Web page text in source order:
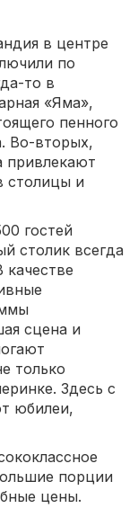
в центре
по
то в
«Яма»,
пенного
Во-вторых,
привлекают
столицы и
гостей
столик всегда
качестве
сцена и
только
Здесь с
юбилеи,
порции
цены.